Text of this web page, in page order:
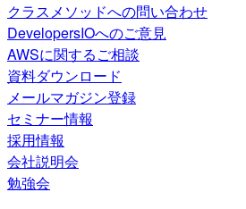
クラスメソッドへの問い合わせ
DevelopersIOへのご意見
AWSに関するご相談
資料ダウンロード
メールマガジン登録
セミナー情報
採用情報
会社説明会
勉強会